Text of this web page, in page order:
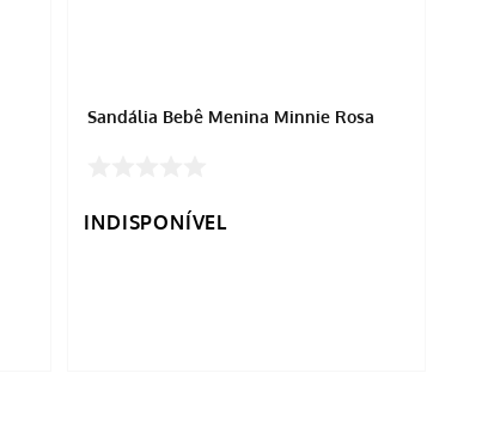
Sandália Bebê Menina Minnie Rosa
INDISPONÍVEL